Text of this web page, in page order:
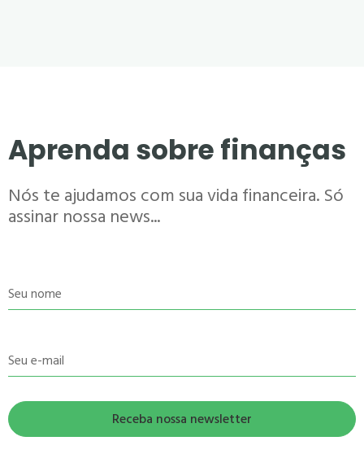
Aprenda sobre finanças
Nós te ajudamos com sua vida financeira. Só
assinar nossa news...
Seu nome
Seu e-mail